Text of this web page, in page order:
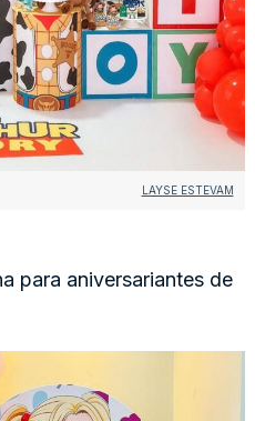
LAYSE ESTEVAM
para aniversariantes de